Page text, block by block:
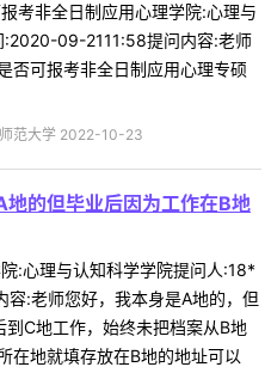
考非全日制应用心理学院:心理与
09-2111:58提问内容:老师
否可报考非全日制应用心理专硕
范大学 2022-10-23
的但毕业后因为工作在B地
:心理与认知科学学院提问人:18*
:老师您好，我本身是A地的，但
C地工作，始终未把档案从B地
在地就填存放在B地的地址可以